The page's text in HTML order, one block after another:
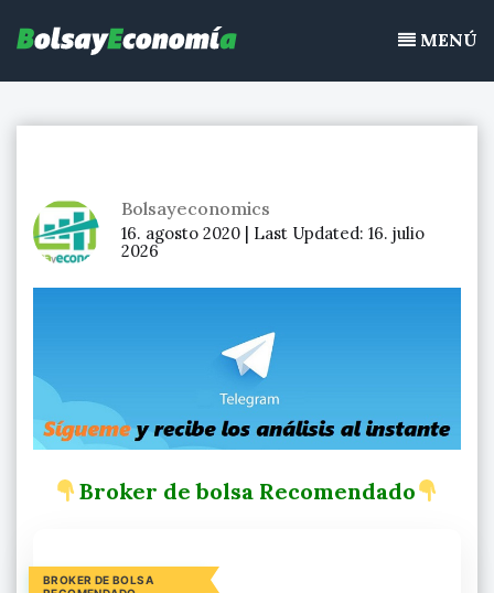
continuo, acciones de bolsa
contenidoMENÚ
Bolsayeconomics
16. agosto 2020 | Last Updated: 16. julio
2026
Broker de bolsa Recomendado
BROKER DE BOLSA